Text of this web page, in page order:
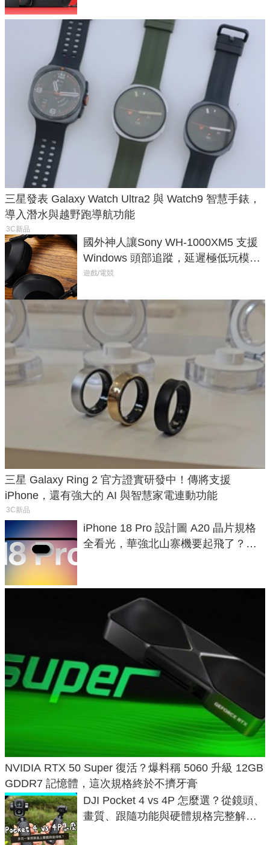
三星發表 Galaxy Watch Ultra2 與 Watch9 智慧手錶，
導入潛水與越野跑導航功能
3C新品
國外神人讓Sony WH-1000XM5 支援
Windows 頭部追蹤，延遲極低玩模擬
飛行超有感
遊戲/電競
三星 Galaxy Ring 2 官方證實研發中！傳將支援
iPhone，還有強大的 AI 與智慧家電連動功能
3C新品
iPhone 18 Pro 設計圖 A20 晶片規格
全看光，華強北山寨機要起飛了？專
NVIDIA RTX 50 Super 復活？爆料稱 5060 升級 12GB
GDDR7 記憶體，這次規格終於不擠牙膏
DJI Pocket 4 vs 4P 怎麼選？從鏡頭、
畫質、跟隨功能與硬體規格完整解